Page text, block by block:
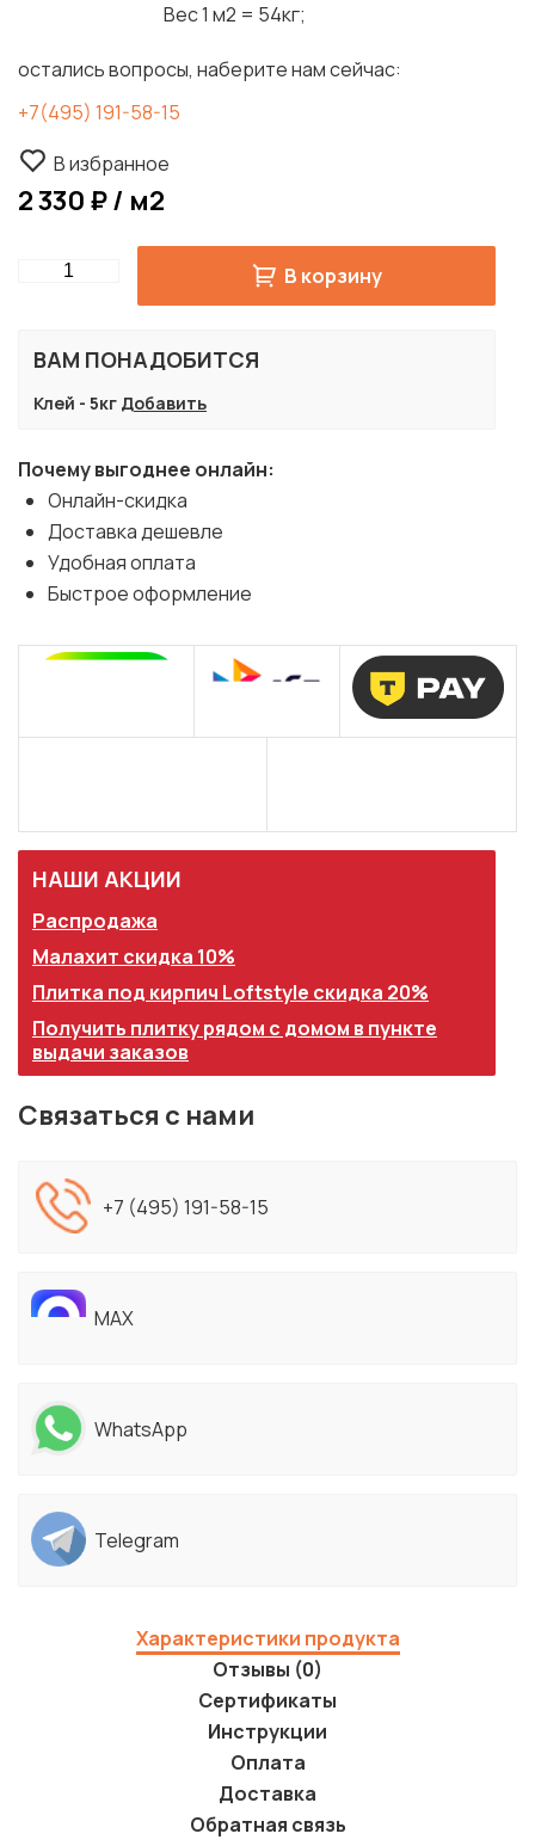
Вес 1 м2 = 54кг;
остались вопросы, наберите нам сейчас:
+7(495) 191-58-15
В избранное
2 330 ₽ / м2
Quantity В корзину
ВАМ ПОНАДОБИТСЯ
Клей - 5кг Добавить
Почему выгоднее онлайн:
Онлайн-скидка
Доставка дешевле
Удобная оплата
Быстрое оформление
НАШИ АКЦИИ
Распродажа
Малахит скидка 10%
Плитка под кирпич Loftstyle скидка 20%
Получить плитку рядом с домом в пункте
выдачи заказов
Связаться с нами
+7 (495) 191-58-15
MAX
WhatsApp
Telegram
Характеристики продукта
Отзывы (0)
Сертификаты
Инструкции
Оплата
Доставка
Обратная связь